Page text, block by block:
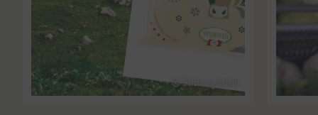
© Salzburg Miclh